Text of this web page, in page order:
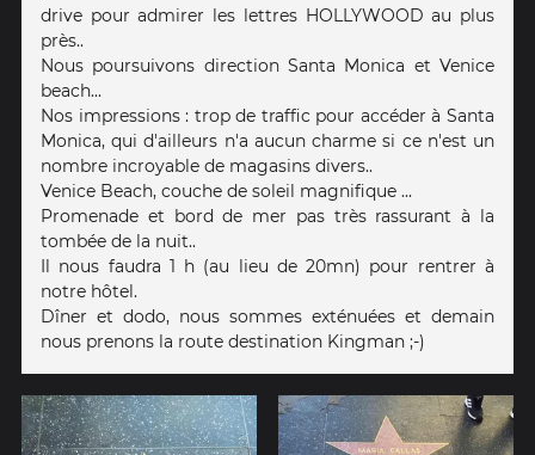
drive pour admirer les lettres HOLLYWOOD au plus
près..
Nous poursuivons direction Santa Monica et Venice
beach...
Nos impressions : trop de traffic pour accéder à Santa
Monica, qui d'ailleurs n'a aucun charme si ce n'est un
nombre incroyable de magasins divers..
Venice Beach, couche de soleil magnifique ...
Promenade et bord de mer pas très rassurant à la
tombée de la nuit..
Il nous faudra 1 h (au lieu de 20mn) pour rentrer à
notre hôtel.
Dîner et dodo, nous sommes exténuées et demain
nous prenons la route destination Kingman ;-)